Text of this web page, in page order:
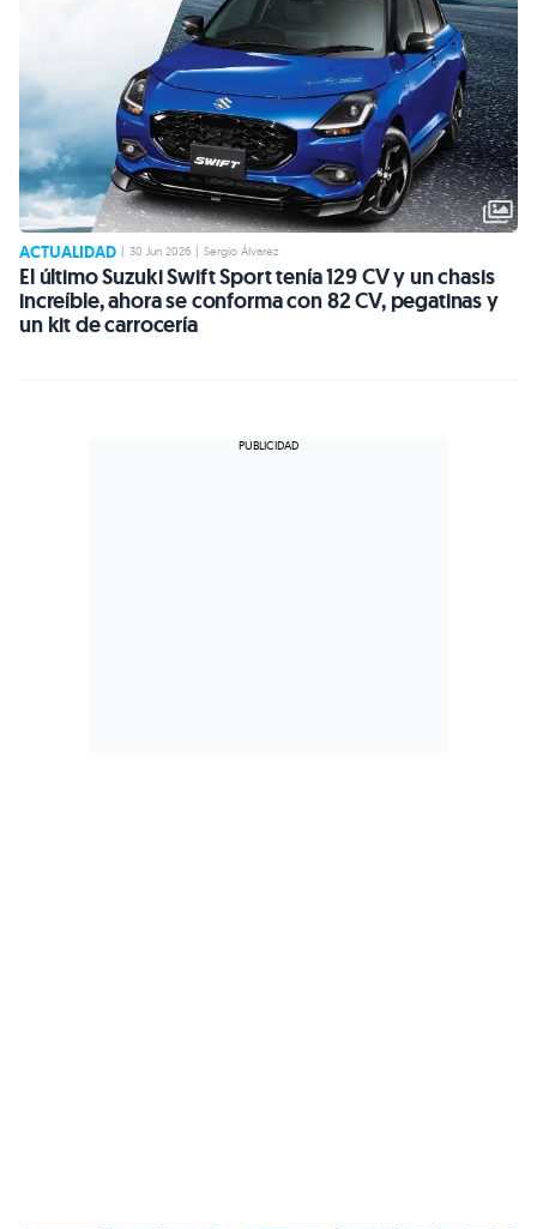
ACTUALIDAD 30 Jun 2026 Sergio Álvarez
El último Suzuki Swift Sport tenía 129 CV y un chasis
increíble, ahora se conforma con 82 CV, pegatinas y
un kit de carrocería